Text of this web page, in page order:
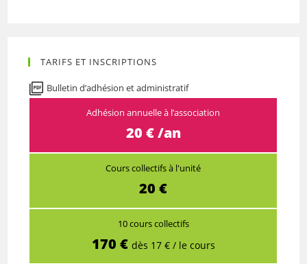
TARIFS ET INSCRIPTIONS
Bulletin d’adhésion et administratif
Adhésion annuelle à l’association
20 € /an
Cours collectifs à l'unité
20 €
10 cours collectifs
170 € dès 17 € / le cours